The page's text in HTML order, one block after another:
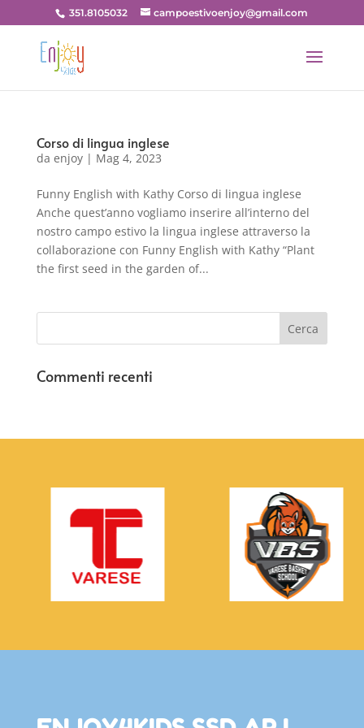
351.8105032 campoestivoenjoy@gmail.com
Corso di lingua inglese
da enjoy| Mag 4, 2023
Funny English with Kathy Corso di lingua inglese
Anche quest’anno vogliamo inserire all’interno del
nostro campo estivo la lingua inglese attraverso la
collaborazione con Funny English with Kathy “Plant
the first seed in the garden of...
Commenti recenti